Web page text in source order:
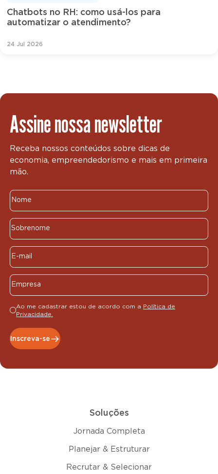
Chatbots no RH: como usá-los para
automatizar o atendimento?
24 Jul 2026
Assine nossa newsletter
Receba nossos conteúdos sobre dicas de
economia, empreendedorismo e mais em primeira
mão.
Ao me cadastrar estou de acordo com a Política de
Privacidade.
Inscreva-se
Soluções
Jornada Completa
Planejar & Estruturar
Recrutar & Selecionar